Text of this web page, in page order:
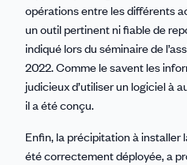
opérations entre les différents
un outil pertinent ni fiable de
indiqué lors du séminaire de
2022. Comme le savent les
judicieux d’utiliser un logiciel à
il a été conçu.
Enfin, la précipitation à installer
été correctement déployée, a